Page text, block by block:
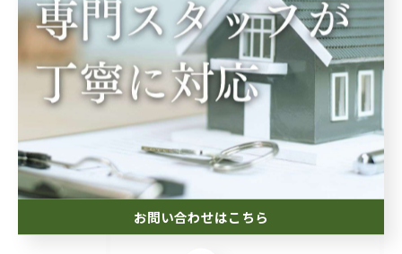
全てのカテゴリー
相続
空き家
投資
生前対策
コンサル
お問い合わせはこちら